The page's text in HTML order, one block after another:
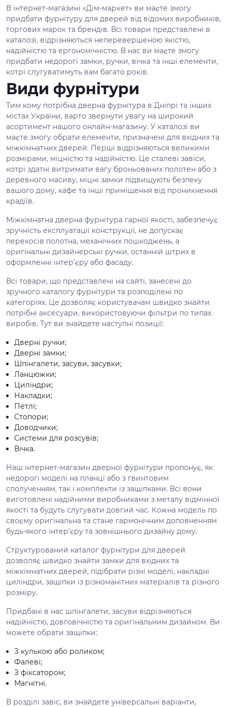
В інтернет-магазині «Дім-маркет» ви маєте змогу
придбати фурнітуру для дверей від відомих виробників,
торгових марок та брендів. Всі товари представлені в
каталозі, відрізняються неперевершеною якістю,
надійністю та ергономічністю. В нас ви маєте змогу
придбати недорогі замки, ручки, вічка та інші елементи,
котрі слугуватимуть вам багато років.
Види фурнітури
Тим кому потрібна дверна фурнітура в Дніпрі та інших
містах України, варто звернути увагу на широкий
асортимент нашого онлайн-магазину. У каталозі ви
маєте змогу обрати елементи, призначені для вхідних та
міжкімнатних дверей. Перші відрізняються великими
розмірами, міцністю та надійністю. Це сталеві завіси,
котрі здатні витримати вагу броньованих полотен або з
деревного масиву, міцні замки підвищують безпеку
вашого дому, кафе та інші приміщення від проникнення
крадіїв.
Міжкімнатна дверна фурнітура гарної якості, забезпечує
зручність експлуатації конструкції, не допускає
перекосів полотна, механічних пошкоджень, а
оригінальні дизайнерські ручки, останній штрих в
оформленні інтер’єру або фасаду.
Всі товари, що представлені на сайті, занесені до
зручного каталогу фурнітури та розподілені по
категоріях. Це дозволяє користувачам швидко знайти
потрібні аксесуари, використовуючи фільтри по типах
виробів. Тут ви знайдете наступні позиції:
Дверні ручки;
Дверні замки;
Шпінгалети, засуви, засувки;
Ланцюжки;
Циліндри;
Накладки;
Петлі;
Стопори;
Доводчики;
Системи для розсувів;
Вічка.
Наш інтернет-магазин дверної фурнітури пропонує, як
недорогі моделі на планці або з гвинтовим
сполученням, так і комплекти із защіпками. Всі вони
виготовлені надійними виробниками з металу відмінної
якості та будуть слугувати довгий час. Кожна модель по
своєму оригінальна та стане гармонічним доповненням
будь-якого інтер’єру та зовнішнього дизайну дому.
Структурований каталог фурнітури для дверей
дозволяє швидко знайти замки для вхідних та
міжкімнатних дверей, підібрати різні моделі, накладні
циліндри, защіпки із різноманітних матеріалів та різного
розміру.
Придбані в нас шпінгалети, засуви відрізняються
надійністю, довговічністю та оригінальним дизайном. Ви
можете обрати защіпки:
З кулькою або роликом;
Фалеві;
З фіксатором;
Магнітні.
В розділі завіс, ви знайдете універсальні варіанти,